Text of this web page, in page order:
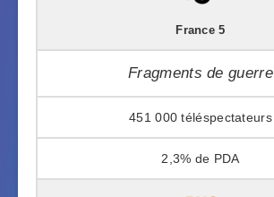
France 5
Fragments de guerre
451 000
2,3%